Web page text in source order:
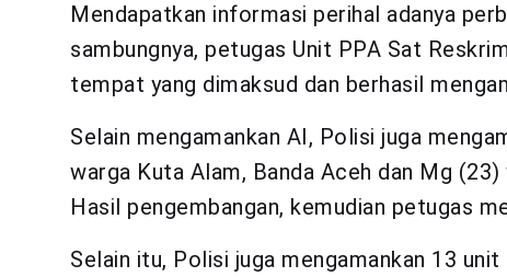
Mendapatkan informasi perihal adanya
sambungnya, petugas Unit PPA Sat
tempat yang dimaksud dan berhasil
Selain mengamankan AI, Polisi juga
warga Kuta Alam, Banda Aceh dan Mg
Hasil pengembangan, kemudian petugas
Selain itu, Polisi juga mengamankan 13